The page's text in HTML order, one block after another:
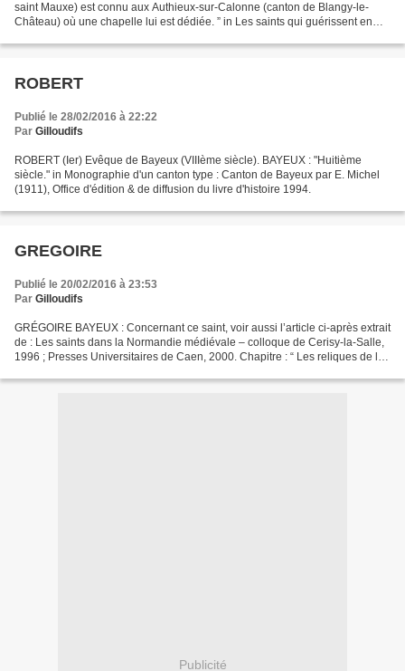
saint Mauxe) est connu aux Authieux-sur-Calonne (canton de Blangy-le-
Château) où une chapelle lui est dédiée. ” in Les saints qui guérissent en
ROBERT
Publié le 28/02/2016 à 22:22
Par Gilloudifs
ROBERT (Ier) Evêque de Bayeux (VIIIème siècle). BAYEUX : "Huitième
siècle." in Monographie d'un canton type : Canton de Bayeux par E. Michel
(1911), Office d'édition & de diffusion du livre d'histoire 1994.
GREGOIRE
Publié le 20/02/2016 à 23:53
Par Gilloudifs
GRÉGOIRE BAYEUX : Concernant ce saint, voir aussi l’article ci-après extrait
de : Les saints dans la Normandie médiévale – colloque de Cerisy-la-Salle,
1996 ; Presses Universitaires de Caen, 2000. Chapitre : “ Les reliques de la
Publicité